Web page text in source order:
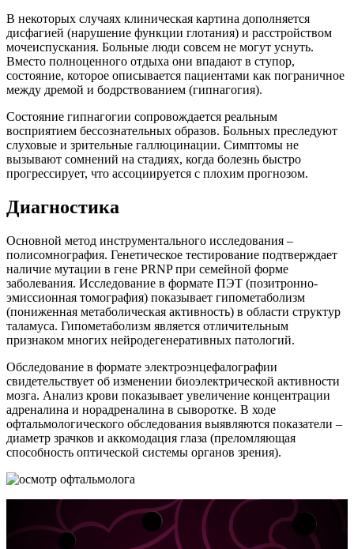
В некоторых случаях клиническая картина дополняется
дисфагией (нарушение функции глотания) и расстройством
мочеиспускания. Больные люди совсем не могут уснуть.
Вместо полноценного отдыха они впадают в ступор,
состояние, которое описывается пациентами как пограничное
между дремой и бодрствованием (гипнагогия).
Состояние гипнагогии сопровождается реальным
восприятием бессознательных образов. Больных преследуют
слуховые и зрительные галлюцинации. Симптомы не
вызывают сомнений на стадиях, когда болезнь быстро
прогрессирует, что ассоциируется с плохим прогнозом.
Диагностика
Основной метод инструментального исследования –
полисомнография. Генетическое тестирование подтверждает
наличие мутации в гене PRNP при семейной форме
заболевания. Исследование в формате ПЭТ (позитронно-
эмиссионная томография) показывает гипометаболизм
(пониженная метаболическая активность) в области структур
таламуса. Гипометаболизм является отличительным
признаком многих нейродегенеративных патологий.
Обследование в формате электроэнцефалографии
свидетельствует об изменении биоэлектрической активности
мозга. Анализ крови показывает увеличение концентрации
адреналина и норадреналина в сыворотке. В ходе
офтальмологического обследования выявляются показатели –
диаметр зрачков и аккомодация глаза (преломляющая
способность оптической системы органов зрения).